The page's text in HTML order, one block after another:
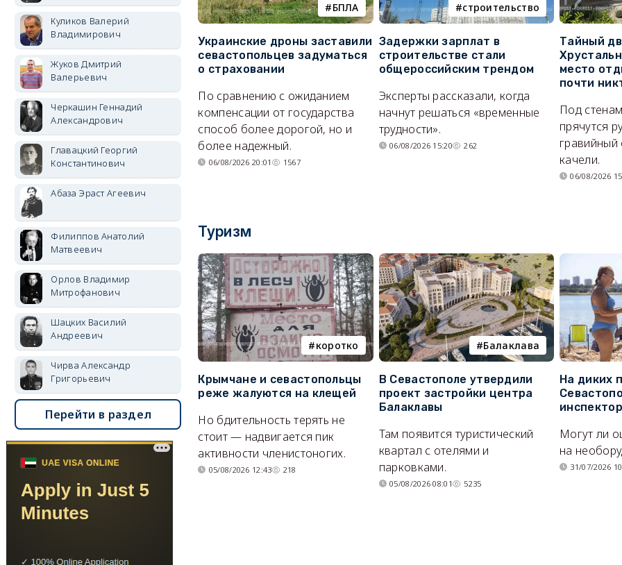
БПЛА
Украинские дроны заставили
севастопольцев задуматься
о страховании
По сравнению с ожиданием
компенсации от государства
способ более дорогой, но и
более надежный.
06/08/2026 20:01 1567
строительство
Задержки зарплат в
строительстве стали
общероссийским трендом
Эксперты рассказали, когда
начнут решаться «временные
трудности».
06/08/2026 15:20 262
Тайный
место
почти
Под
прячутся
гравийный
качели.
06/08/2026
Туризм
коротко
Крымчане и севастопольцы
реже жалуются на клещей
Но бдительность терять не
стоит — надвигается пик
активности членистоногих.
05/08/2026 12:43 218
Балаклава
В Севастополе утвердили
проект застройки центра
Балаклавы
Там появится туристический
квартал с отелями и
парковками.
05/08/2026 08:01 5235
На диких
Могут ли
на
31/07/2026
Куликов Валерий
Владимирович
Жуков Дмитрий
Валерьевич
Черкашин Геннадий
Александрович
Главацкий Георгий
Константинович
Абаза Эраст Агеевич
Филиппов Анатолий
Матвеевич
Орлов Владимир
Митрофанович
Шацких Василий
Андреевич
Чирва Александр
Григорьевич
Перейти в раздел